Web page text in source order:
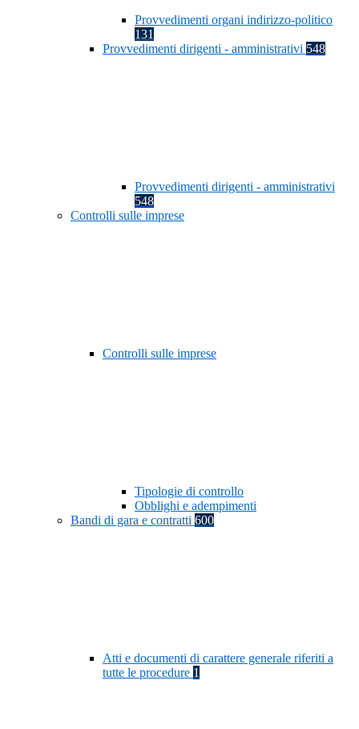
Provvedimenti organi indirizzo-politico
131
Provvedimenti dirigenti - amministrativi 548
Provvedimenti dirigenti - amministrativi
548
Controlli sulle imprese
Controlli sulle imprese
Tipologie di controllo
Obblighi e adempimenti
Bandi di gara e contratti 600
Atti e documenti di carattere generale riferiti a
tutte le procedure 1